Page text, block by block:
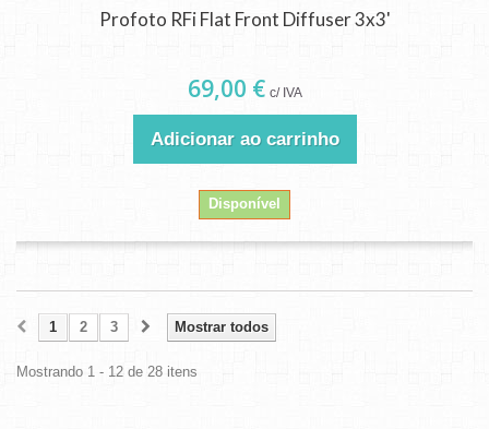
Profoto RFi Flat Front Diffuser 3x3'
69,00 € c/ IVA
Adicionar ao carrinho
Disponível
Mostrar todos
1 2 3
Mostrando 1 - 12 de 28 itens